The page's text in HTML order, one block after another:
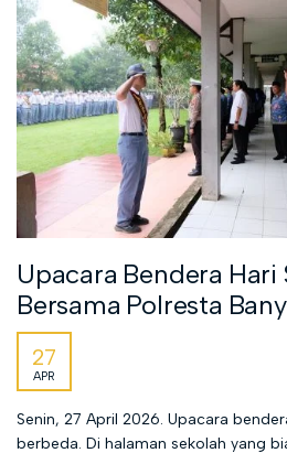
Upacara Bendera Hari
Bersama Polresta
27
APR
Senin, 27 April 2026. Upacara
berbeda. Di halaman sekolah yang